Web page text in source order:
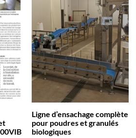
Ligne d’ensachage complète
pour poudres et granulés
biologiques